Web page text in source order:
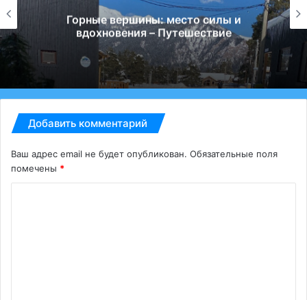
Горные вершины: место силы и
вдохновения – Путешествие
Добавить комментарий
Ваш адрес email не будет опубликован. Обязательные поля
помечены *